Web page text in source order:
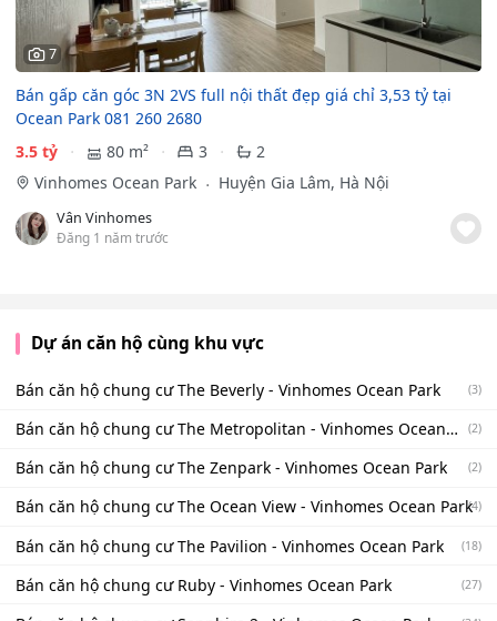
7
Bán gấp căn góc 3N 2VS full nội thất đẹp giá chỉ 3,53 tỷ tại
Ocean Park 081 260 2680
3.5 tỷ
80 m² 3
2
Vinhomes Ocean Park
Huyện Gia Lâm, Hà Nội
Vân Vinhomes
Đăng 1 năm trước
Dự án căn hộ cùng khu vực
Bán căn hộ chung cư The Beverly - Vinhomes Ocean Park (3)
Bán căn hộ chung cư The Metropolitan - Vinhomes Ocean
(2)
Bán căn hộ chung cư The Zenpark - Vinhomes Ocean Park (2)
Bán căn hộ chung cư The Ocean View - Vinhomes Ocean Park(4)
Bán căn hộ chung cư The Pavilion - Vinhomes Ocean Park (18)
Bán căn hộ chung cư Ruby - Vinhomes Ocean Park (27)